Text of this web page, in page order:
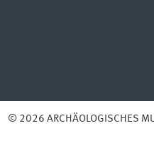
© 2026 ARCHÄOLOGISCHES